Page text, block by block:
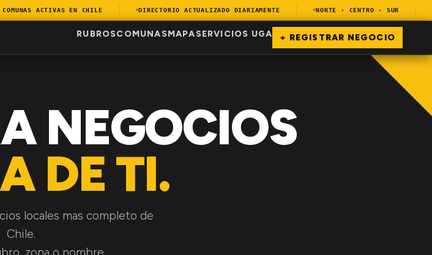
ACTIVAS EN CHILE DIRECTORIO ACTUALIZADO DIARIAMENTE NORTE · CENTRO · SUR
RUBROSCOMUNASMAPASERVICIOS UGA + REGISTRAR NEGOCIO
NEGOCIOS
DE TI.
locales mas completo de
Chile.